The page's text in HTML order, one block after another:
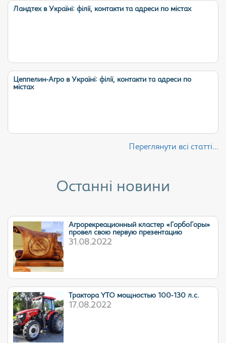
Ландтех в Україні: філії, контакти та адреси по містах
Цеппелин-Агро в Україні: філії, контакти та адреси по
містах
Переглянути всі статті...
Останні новини
Агрорекреационный кластер «ГорбоГоры»
провел свою первую презентацию
31.08.2022
Трактора YTO мощностью 100-130 л.с.
17.08.2022